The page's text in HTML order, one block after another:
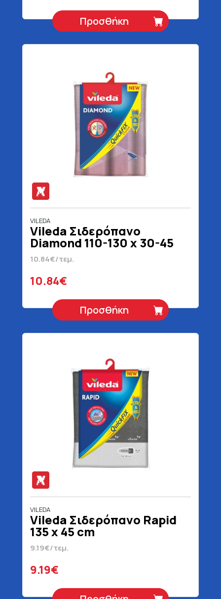
Προσθήκη
VILEDA
Vileda Σιδερόπανο
Diamond 110-130 x 30-45
cm
10.84€/τεμ.
10.84€
Προσθήκη
VILEDA
Vileda Σιδερόπανο Rapid
135 x 45 cm
9.19€/τεμ.
9.19€